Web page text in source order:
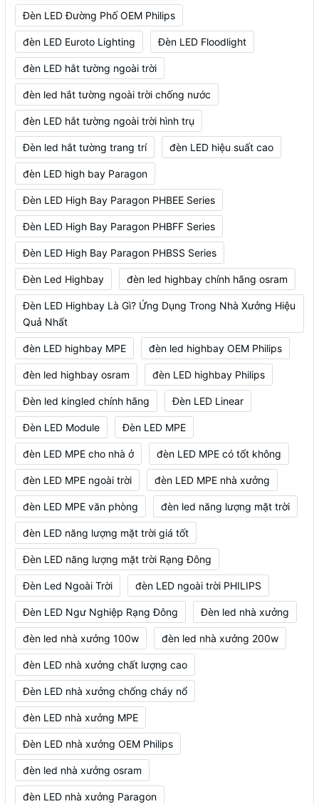
Đèn LED Đường Phố OEM Philips
đèn LED Euroto Lighting Đèn LED Floodlight
đèn LED hắt tường ngoài trời
đèn led hắt tường ngoài trời chống nước
đèn LED hắt tường ngoài trời hình trụ
Đèn led hắt tường trang trí đèn LED hiệu suất cao
đèn LED high bay Paragon
Đèn LED High Bay Paragon PHBEE Series
Đèn LED High Bay Paragon PHBFF Series
Đèn LED High Bay Paragon PHBSS Series
Đèn Led Highbay đèn led highbay chính hãng osram
Đèn LED Highbay Là Gì? Ứng Dụng Trong Nhà Xưởng Hiệu
Quả Nhất
đèn LED highbay MPE đèn led highbay OEM Philips
đèn led highbay osram đèn LED highbay Philips
Đèn led kingled chính hãng Đèn LED Linear
Đèn LED Module Đèn LED MPE
đèn LED MPE cho nhà ở đèn LED MPE có tốt không
đèn LED MPE ngoài trời đèn LED MPE nhà xưởng
đèn LED MPE văn phòng đèn led năng lượng mặt trời
đèn LED năng lượng mặt trời giá tốt
Đèn LED năng lượng mặt trời Rạng Đông
Đèn Led Ngoài Trời đèn LED ngoài trời PHILIPS
Đèn LED Ngư Nghiệp Rạng Đông Đèn led nhà xưởng
đèn led nhà xưởng 100w đèn led nhà xưởng 200w
đèn LED nhà xưởng chất lượng cao
Đèn LED nhà xưởng chống cháy nổ
đèn LED nhà xưởng MPE
Đèn LED nhà xưởng OEM Philips
đèn led nhà xưởng osram
đèn LED nhà xưởng Paragon